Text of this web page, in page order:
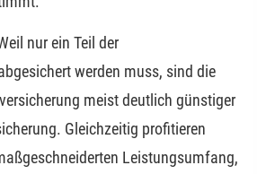
nur ein Teil der
werden muss, sind die
meist deutlich günstiger
Gleichzeitig profitieren
Leistungsumfang,